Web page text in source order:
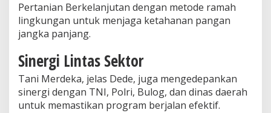
Pertanian Berkelanjutan dengan metode ramah
lingkungan untuk menjaga ketahanan pangan
jangka panjang.
Sinergi Lintas Sektor
Tani Merdeka, jelas Dede, juga mengedepankan
sinergi dengan TNI, Polri, Bulog, dan dinas daerah
untuk memastikan program berjalan efektif.